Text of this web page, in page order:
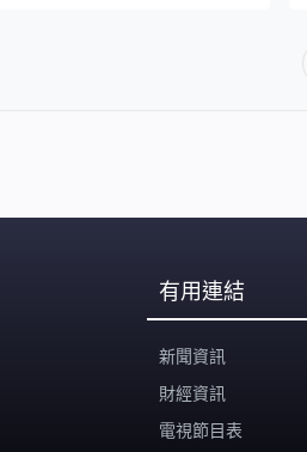
有用連結
新聞資訊
財經資訊
電視節目表